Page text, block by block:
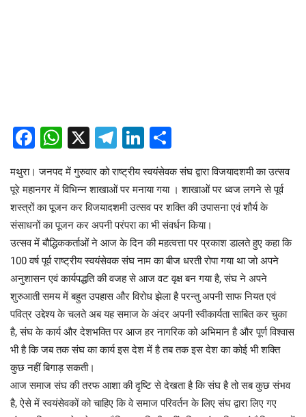
Facebook
WhatsApp
X Telegram
LinkedIn
मथुरा। जनपद में गुरुवार को राष्ट्रीय स्वयंसेवक संघ द्वारा विजयादशमी का उत्सव
पूरे महानगर में विभिन्न शाखाओं पर मनाया गया । शाखाओं पर ध्वज लगने से पूर्व
शस्त्रों का पूजन कर विजयादशमी उत्सव पर शक्ति की उपासना एवं शौर्य के
संसाधनों का पूजन कर अपनी परंपरा का भी संवर्धन किया।
उत्सव में बौद्धिककर्ताओं ने आज के दिन की महत्वत्ता पर प्रकाश डालते हुए कहा कि
100 वर्ष पूर्व राष्ट्रीय स्वयंसेवक संघ नाम का बीज धरती रोपा गया था जो अपने
अनुशासन एवं कार्यपद्धति की वजह से आज वट वृक्ष बन गया है, संघ ने अपने
शुरुआती समय में बहुत उपहास और विरोध झेला है परन्तु अपनी साफ नियत एवं
पवित्र उद्देश्य के चलते अब यह समाज के अंदर अपनी स्वीकार्यता साबित कर चुका
है, संघ के कार्य और देशभक्ति पर आज हर नागरिक को अभिमान है और पूर्ण विश्वास
भी है कि जब तक संघ का कार्य इस देश में है तब तक इस देश का कोई भी शक्ति
कुछ नहीं बिगाड़ सकती।
आज समाज संघ की तरफ आशा की दृष्टि से देखता है कि संघ है तो सब कुछ संभव
है, ऐसे में स्वयंसेवकों को चाहिए कि वे समाज परिवर्तन के लिए संघ द्वारा लिए गए